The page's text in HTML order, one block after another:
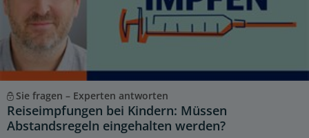
Sie fragen – Experten antworten
Reiseimpfungen bei Kindern: Müssen
Abstandsregeln eingehalten werden?